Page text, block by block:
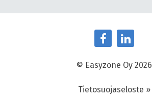
© Easyzone Oy 2026
Tietosuojaseloste »